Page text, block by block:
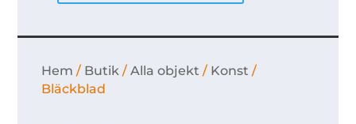
Hem / Butik /Alla objekt / Konst /
Bläckblad